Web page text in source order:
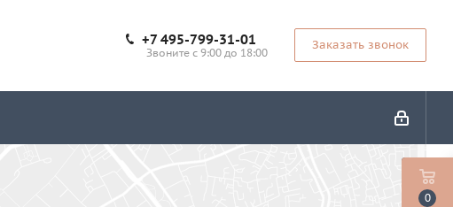
+7 495-799-31-01
Звоните с 9:00 до 18:00
Заказать звонок
0